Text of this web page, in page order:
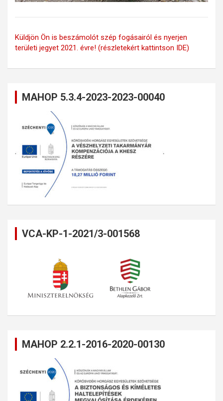
Küldjön Ön is beszámolót szép fogásairól és nyerjen
területi jegyet 2021. évre! (részletekért kattintson IDE)
MAHOP 5.3.4-2023-2023-00040
VCA-KP-1-2021/3-001568
MAHOP 2.2.1-2016-2020-00130